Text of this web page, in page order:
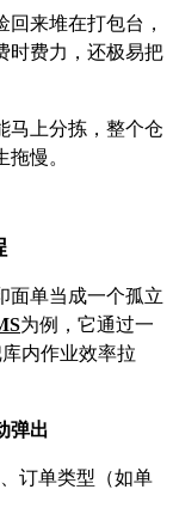
来堆在打包台，
时费力，还极易把
马上分拣，整个仓
慢。
面单当成一个孤立
为例，它通过一
内作业效率拉
弹出
订单类型（如单